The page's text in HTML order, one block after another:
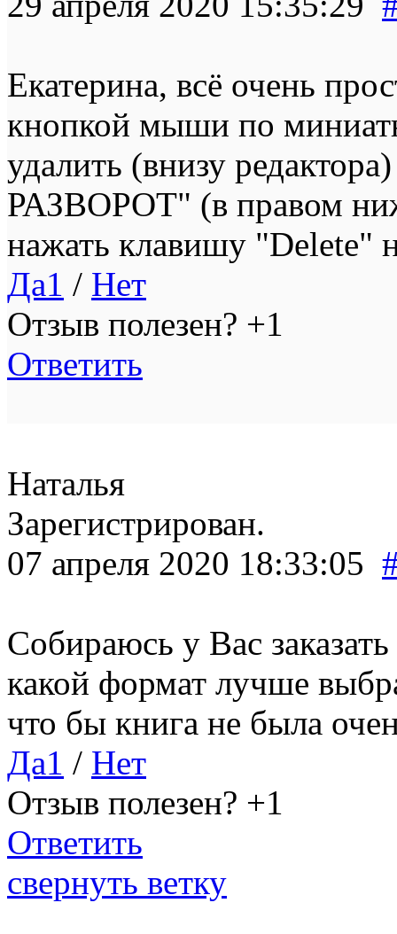
Екатерина, всё очень
кнопкой мыши по
удалить (внизу
РАЗВОРОТ" (в правом
нажать клавишу "Delete"
Да1 / Нет
Отзыв полезен? +1
Ответить
Наталья
Зарегистрирован.
07 апреля 2020 18:33:05
Собираюсь у Вас
какой формат лучше
что бы книга не была
Да1 / Нет
Отзыв полезен? +1
Ответить
свернуть ветку